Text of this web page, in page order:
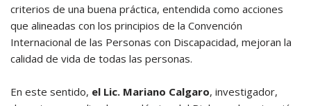
criterios de una buena práctica, entendida como acciones
que alineadas con los principios de la Convención
Internacional de las Personas con Discapacidad, mejoran la
calidad de vida de todas las personas.
En este sentido, el Lic. Mariano Calgaro, investigador,